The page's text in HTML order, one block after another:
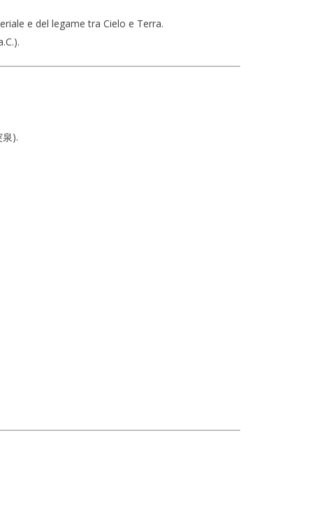
e del legame tra Cielo e Terra.
泉).